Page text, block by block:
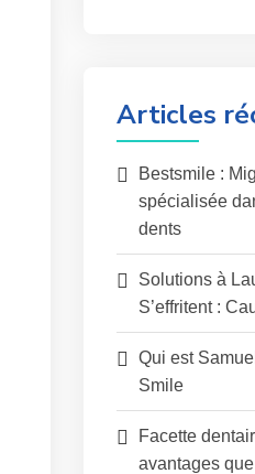
Articles
Bestsmile :
spécialisée
dents
Solutions à
S’effritent :
Qui est
Smile
Facette
avantages